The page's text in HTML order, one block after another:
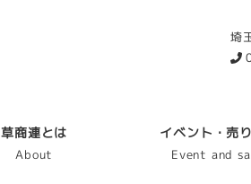
埼
草商連とは
About
イベント・売
Event and